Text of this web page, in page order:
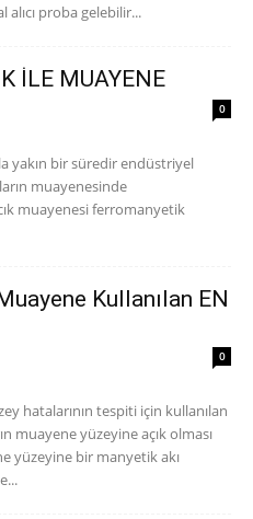
alıcı proba gelebilir...
İLE MUAYENE
0
yakın bir süredir endüstriyel
muayenesinde
muayenesi ferromanyetik
Kullanılan EN
0
hatalarının tespiti için kullanılan
muayene yüzeyine açık olması
yüzeyine bir manyetik akı